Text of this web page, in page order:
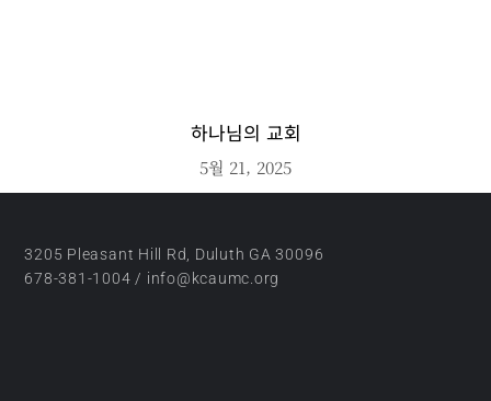
하나님의 교회
5월 21, 2025
3205 Pleasant Hill Rd, Duluth GA 30096
678-381-1004 / info@kcaumc.org